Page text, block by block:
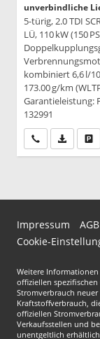
unverbindliche
5-türig, 2.0 TDI
LÜ, 110 kW (150
kombiniert 6,6 l/
173.00 g/km
Garantieleistung:
132991
Wir rufen Sie an
PDF-
Impressum AGB
Cookie-
Weitere
offiziellen spezifischen
Stromverbrauch
Kraftstoffverbrauch,
offiziellen
Verkaufsstellen und
unentgeltlich